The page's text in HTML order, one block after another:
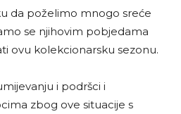
da poželimo mnogo sreće
se njihovim pobjedama
ovu kolekcionarsku sezonu.
i podršci i
zbog ove situacije s